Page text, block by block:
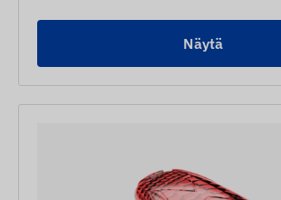
Näytä